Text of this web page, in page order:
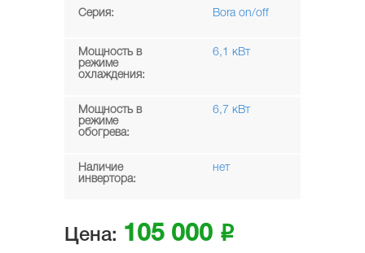
Серия: Bora on/off
Мощность в
режиме
охлаждения:
6,1 кВт
Мощность в
режиме
обогрева:
6,7 кВт
Наличие
инвертора:
нет
Цена: 105 000 i